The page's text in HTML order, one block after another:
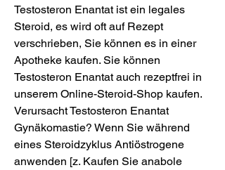
Testosteron Enantat ist ein legales
Steroid, es wird oft auf Rezept
verschrieben, Sie können es in einer
Apotheke kaufen. Sie können
Testosteron Enantat auch rezeptfrei in
unserem Online-Steroid-Shop kaufen.
Verursacht Testosteron Enantat
Gynäkomastie? Wenn Sie während
eines Steroidzyklus Antiöstrogene
anwenden [z. Kaufen Sie anabole